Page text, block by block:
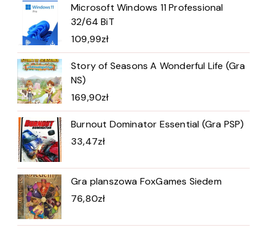
Microsoft Windows 11 Professional
32/64 BiT
109,99zł
Story of Seasons A Wonderful Life (Gra
NS)
169,90zł
Burnout Dominator Essential (Gra PSP)
33,47zł
Gra planszowa FoxGames Siedem
76,80zł